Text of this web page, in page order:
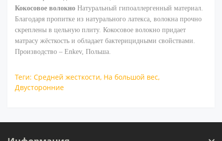
Кокосовое волокно Натуральный гипоаллергенный материал.
Благодаря пропитке из натурального латекса, волокна прочно
скреплены в цельную плиту. Кокосовое волокно придает
матрасу жёсткость и обладает бактерицидными свойствами.
Производство – Enkev, Польша.
Теги: Средней жесткости, На большой вес,
Двусторонние